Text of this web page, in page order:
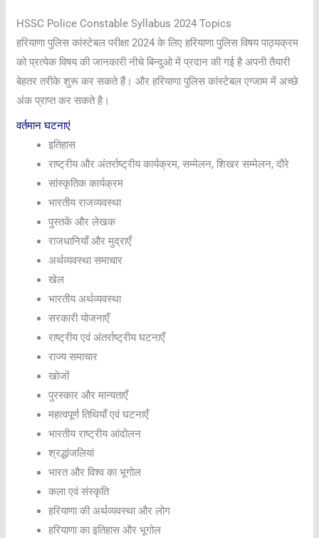
HSSC Police Constable Syllabus 2024 Topics
हरियाणा पुलिस कांस्टेबल परीक्षा 2024 के लिए हरियाणा पुलिस विषय पाठ्यक्रम
को प्रत्येक विषय की जानकारी नीचे बिन्दुओ में प्रदान की गई है अपनी तैयारी
बेहतर तरीके शुरू कर सकते हैं। और हरियाणा पुलिस कांस्टेबल एग्जाम में अच्छे
अंक प्राप्त कर सकते है।
वर्तमान घटनाएं
इतिहास
राष्ट्रीय और अंतर्राष्ट्रीय कार्यक्रम, सम्मेलन, शिखर सम्मेलन, दौरे
सांस्कृतिक कार्यक्रम
भारतीय राजव्यवस्था
पुस्तकें और लेखक
राजधानियाँ और मुद्राएँ
अर्थव्यवस्था समाचार
खेल
भारतीय अर्थव्यवस्था
सरकारी योजनाएँ
राष्ट्रीय एवं अंतर्राष्ट्रीय घटनाएँ
राज्य समाचार
खोजों
पुरस्कार और मान्यताएँ
महत्वपूर्ण तिथियाँ एवं घटनाएँ
भारतीय राष्ट्रीय आंदोलन
श्रद्धांजलियां
भारत और विश्व का भूगोल
कला एवं संस्कृति
हरियाणा की अर्थव्यवस्था और लोग
हरियाणा का इतिहास और भूगोल